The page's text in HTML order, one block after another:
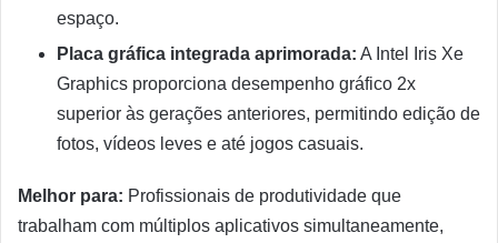
espaço.
Placa gráfica integrada aprimorada: A Intel Iris Xe
Graphics proporciona desempenho gráfico 2x
superior às gerações anteriores, permitindo edição de
fotos, vídeos leves e até jogos casuais.
Melhor para: Profissionais de produtividade que
trabalham com múltiplos aplicativos simultaneamente,